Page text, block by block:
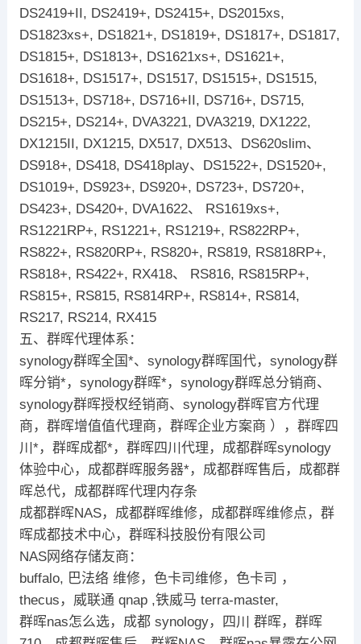
DS2419+II, DS2419+, DS2415+, DS2015xs,
DS1823xs+, DS1821+, DS1819+, DS1817+, DS1817,
DS1815+, DS1813+, DS1621xs+, DS1621+,
DS1618+, DS1517+, DS1517, DS1515+, DS1515,
DS1513+, DS718+, DS716+II, DS716+, DS715,
DS215+, DS214+, DVA3221, DVA3219, DX1222,
DX1215II, DX1215, DX517, DX513、DS620slim、
DS918+, DS418, DS418play、DS1522+, DS1520+,
DS1019+, DS923+, DS920+, DS723+, DS720+,
DS423+, DS420+, DVA1622、 RS1619xs+,
RS1221RP+, RS1221+, RS1219+, RS822RP+,
RS822+, RS820RP+, RS820+, RS819, RS818RP+,
RS818+, RS422+, RX418、 RS816, RS815RP+,
RS815+, RS815, RS814RP+, RS814+, RS814,
RS217, RS214, RX415
五、群晖代理体系：
synology群晖全国*、synology群晖国代，synology群
晖分销*，synology群晖*，synology群晖总分销商、
synology群晖授权经销商、synology群晖官方代理
商，群晖增值值代理商，群晖企业方案商 ），群晖四
川*，群晖成都*，群晖四川代理，成都群晖synology
体验中心，成都群晖服务器*，成都群晖售后，成都群
晖总代，成都群晖代理内存条
成都群晖NAS，成都群晖维修，成都群晖维修点，群
晖成都技术中心，群晖科技股份有限公司
NAS网络存储友商：
buffalo, 巴法络 维修，色卡司维修，色卡司 ，
thecus，威联通 qnap ,铁威马 terra-master,
群晖nas怎么选，成都 synology，四川 群晖，群晖